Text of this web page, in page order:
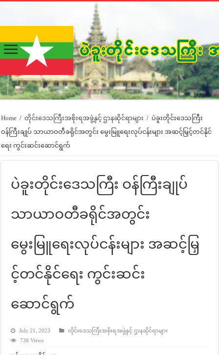
Home / တိုင်းဒေသကြီးအစိုးရအဖွဲ့နှင့် ဌာနဆိုင်ရာများ / ပဲခူးတိုင်းဒေသကြီး
ဝန်ကြီးချုပ် သာယာဝတီခရိုင်အတွင်း မွေးမြူရေးလုပ်ငန်းများ အဆင့်မြှင့်တင်နိုင်
ရေး ကွင်းဆင်းဆောင်ရွက်
ပဲခူးတိုင်းဒေသကြီး ဝန်ကြီးချုပ်
သာယာဝတီခရိုင်အတွင်း
မွေးမြူရေးလုပ်ငန်းများ အဆင့်မြှ
င့်တင်နိုင်ရေး ကွင်းဆင်း
ဆောင်ရွက်
July 21, 2023
တိုင်းဒေသကြီးအစိုးရအဖွဲ့နှင့် ဌာနဆိုင်ရာများ
736 Views